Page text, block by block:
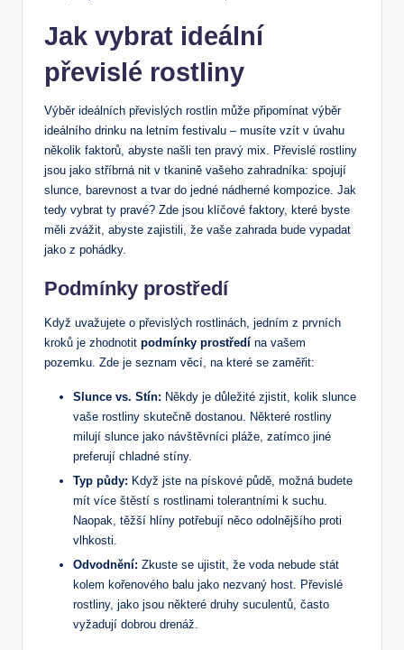
Jak vybrat ideální
převislé rostliny
Výběr ideálních převislých rostlin může připomínat výběr
ideálního drinku na letním festivalu – musíte vzít v úvahu
několik faktorů, abyste našli ten pravý mix. Převislé rostliny
jsou jako stříbrná nit v tkanině vašeho zahradníka: spojují
slunce, barevnost a tvar do jedné nádherné kompozice. Jak
tedy vybrat ty pravé? Zde jsou klíčové faktory, které byste
měli zvážit, abyste zajistili, že vaše zahrada bude vypadat
jako z pohádky.
Podmínky prostředí
Když uvažujete o převislých rostlinách, jedním z prvních
kroků je zhodnotit podmínky prostředí na vašem
pozemku. Zde je seznam věcí, na které se zaměřit:
Slunce vs. Stín: Někdy je důležité zjistit, kolik slunce
vaše rostliny skutečně dostanou. Některé rostliny
milují slunce jako návštěvníci pláže, zatímco jiné
preferují chladné stíny.
Typ půdy: Když jste na pískové půdě, možná budete
mít více štěstí s rostlinami tolerantními k suchu.
Naopak, těžší hlíny potřebují něco odolnějšího proti
vlhkosti.
Odvodnění: Zkuste se ujistit, že voda nebude stát
kolem kořenového balu jako nezvaný host. Převislé
rostliny, jako jsou některé druhy suculentů, často
vyžadují dobrou drenáž.